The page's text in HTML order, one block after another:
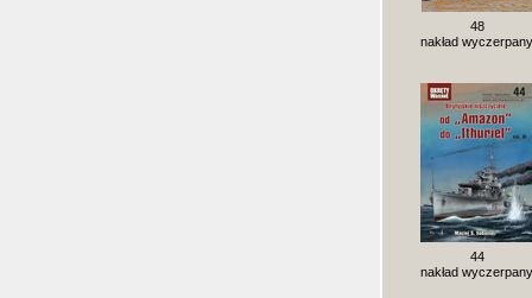
48
nakład wyczerpany
44
nakład wyczerpany